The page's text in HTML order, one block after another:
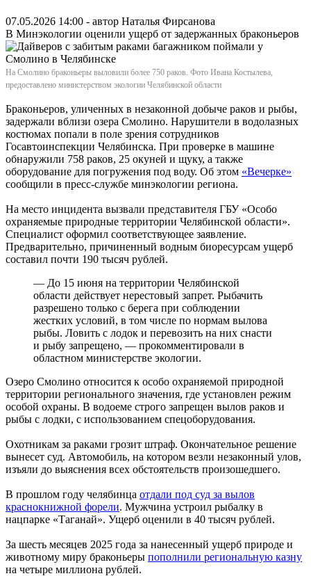
07.05.2026 14:00 - автор Наталья Фирсанова
В Минэкологии оценили ущерб от задержанных браконьеров
На Смолино браконьеры выловили более 750 раков. Фото Ивана Костылева,
предоставлено министерством экологии Челябинской области
Браконьеров, уличенных в незаконной добыче раков и рыбы,
задержали вблизи озера Смолино. Нарушители в водолазных
костюмах попали в поле зрения сотрудников
Госавтоинспекции Челябинска. При проверке в машине
обнаружили 758 раков, 25 окуней и щуку, а также
оборудование для погружения под воду. Об этом «Вечерке»
сообщили в пресс-службе минэкологии региона.
На место инцидента вызвали представителя ГБУ «Особо
охраняемые природные территории Челябинской области».
Специалист оформил соответствующее заявление.
Предварительно, причиненный водным биоресурсам ущерб
составил почти 190 тысяч рублей.
— До 15 июня на территории Челябинской
области действует нерестовый запрет. Рыбачить
разрешено только с берега при соблюдении
жестких условий, в том числе по нормам вылова
рыбы. Ловить с лодок и перевозить на них снасти
и рыбу запрещено, — прокомментировали в
областном министерстве экологии.
Озеро Смолино относится к особо охраняемой природной
территории регионального значения, где установлен режим
особой охраны. В водоеме строго запрещен вылов раков и
рыбы с лодки, с использованием спецоборудования.
Охотникам за раками грозит штраф. Окончательное решение
вынесет суд. Автомобиль, на котором везли незаконный улов,
изъяли до выяснения всех обстоятельств произошедшего.
В прошлом году челябинца отдали под суд за вылов
краснокнижной форели. Мужчина устроил рыбалку в
нацпарке «Таганай». Ущерб оценили в 40 тысяч рублей.
За шесть месяцев 2025 года за нанесенный ущерб природе и
животному миру браконьеры пополнили региональную казну
на четыре миллиона рублей.